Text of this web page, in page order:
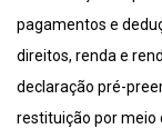
pagamentos e
direitos, renda e
declaração pré-
restituição por meio